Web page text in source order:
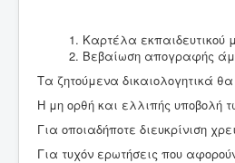
Καρτέλα εκπαιδευτικού
Βεβαίωση απογραφής
Τα ζητούμενα δικαιολογητικά
Η μη ορθή και ελλιπής υποβολή
Για οποιαδήποτε διευκρίνιση
Για τυχόν ερωτήσεις που